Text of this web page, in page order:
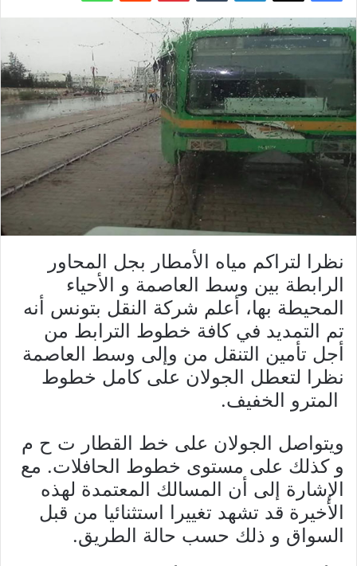
نظرا لتراكم مياه الأمطار بجل المحاور
الرابطة بين وسط العاصمة و الأحياء
المحيطة بها، أعلم شركة النقل بتونس أنه
تم التمديد في كافة خطوط الترابط من
أجل تأمين التنقل من وإلى وسط العاصمة
نظرا لتعطل الجولان على كامل خطوط
المترو الخفيف.
ويتواصل الجولان على خط القطار ت ح م
و كذلك على مستوى خطوط الحافلات. مع
الإشارة إلى أن المسالك المعتمدة لهذه
الأخيرة قد تشهد تغييرا استثنائيا من قبل
السواق و ذلك حسب حالة الطريق.